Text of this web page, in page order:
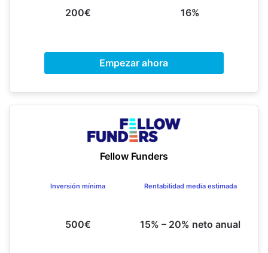
200€ 16%
Empezar ahora
Fellow Funders
Inversión mínima
500€
Rentabilidad media estimada
15% – 20% neto anual